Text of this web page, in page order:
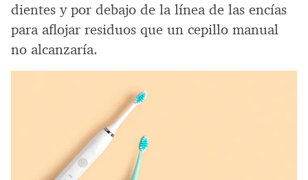
dientes y por debajo de la línea de las encías
para aflojar residuos que un cepillo manual
no alcanzaría.